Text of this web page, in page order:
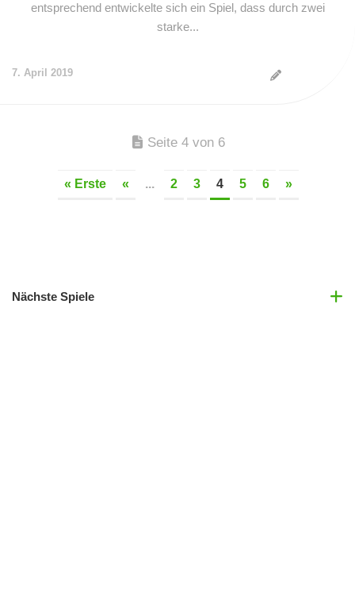
entsprechend entwickelte sich ein Spiel, dass durch zwei
starke...
7. April 2019
Seite 4 von 6
« Erste « ... 2 3 4 5 6 »
Nächste Spiele